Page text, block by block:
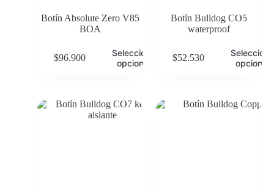
Botín Absolute Zero V85
BOA
$96.900
Seleccionar
opciones
Botín Bulldog CO5
waterproof
$52.530
opciones